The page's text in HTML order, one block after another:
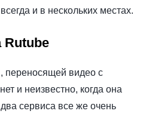
и в нескольких местах.
Rutube
видео с
и неизвестно, когда она
сервиса все же очень